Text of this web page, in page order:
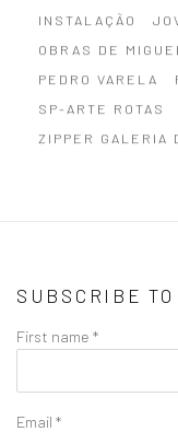
INSTALAÇÃO
OBRAS DE
PEDRO VARELA
SP-ARTE ROTAS
ZIPPER GALERIA
SUBSCRIBE
First name *
Email *